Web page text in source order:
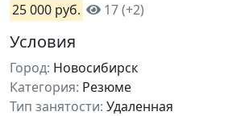
25 000 руб. 17 (+2)
Условия
Город: Новосибирск
Категория: Резюме
Тип занятости: Удаленная